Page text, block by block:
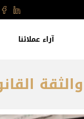
آراء عملائنا